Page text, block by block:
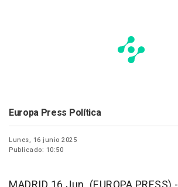
Europa Press Política
Lunes, 16 junio 2025
Publicado: 10:50